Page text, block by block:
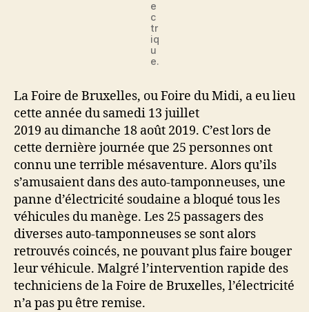
e
c
tr
iq
u
e.
La Foire de Bruxelles, ou Foire du Midi, a eu lieu
cette année du samedi 13 juillet
2019 au dimanche 18 août 2019. C’est lors de
cette dernière journée que 25 personnes ont
connu une terrible mésaventure. Alors qu’ils
s’amusaient dans des auto-tamponneuses, une
panne d’électricité soudaine a bloqué tous les
véhicules du manège. Les 25 passagers des
diverses auto-tamponneuses se sont alors
retrouvés coincés, ne pouvant plus faire bouger
leur véhicule. Malgré l’intervention rapide des
techniciens de la Foire de Bruxelles, l’électricité
n’a pas pu être remise.